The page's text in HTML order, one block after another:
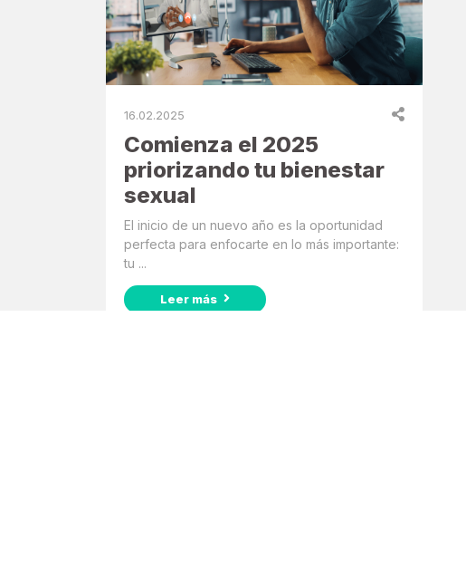
16.02.2025
Comienza el 2025
priorizando tu bienestar
sexual
El inicio de un nuevo año es la oportunidad
perfecta para enfocarte en lo más importante:
tu ...
Leer más